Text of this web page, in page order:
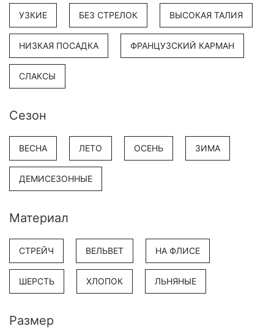
УЗКИЕ БЕЗ СТРЕЛОК ВЫСОКАЯ ТАЛИЯ
НИЗКАЯ ПОСАДКА ФРАНЦУЗСКИЙ КАРМАН
СЛАКСЫ
Сезон
ВЕСНА ЛЕТО ОСЕНЬ ЗИМА
ДЕМИСЕЗОННЫЕ
Материал
СТРЕЙЧ ВЕЛЬВЕТ НА ФЛИСЕ
ШЕРСТЬ ХЛОПОК ЛЬНЯНЫЕ
Размер